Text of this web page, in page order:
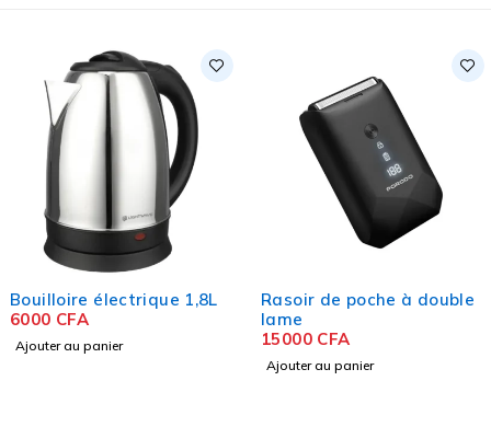
Bouilloire électrique 1,8L
6000 CFA
Ajouter au panier
Rasoir de poche à double
lame
15000 CFA
Ajouter au panier